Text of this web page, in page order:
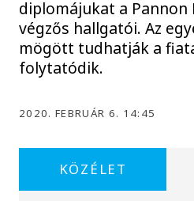
diplomájukat a
végzős hallgatói. Az
mögött tudhatják a
folytatódik.
2020. FEBRUÁR 6. 14:45
KÖZÉLET